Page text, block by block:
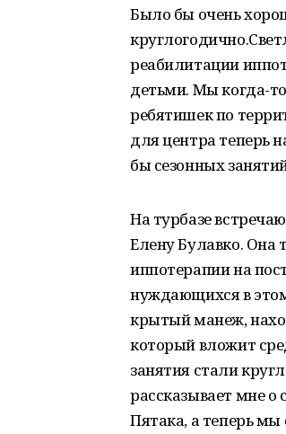
Было бы очень
реабилитации
детьми. Мы когда-
ребятишек по
для центра теперь
бы сезонных
На турбазе
Елену Булавко. Она
иппотерапии на
нуждающихся в
крытый манеж,
который вложит
занятия стали
рассказывает мне о
Пятака, а теперь